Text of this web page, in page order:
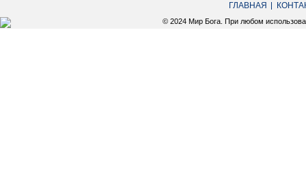
ГЛАВНАЯ
© 2024 Мир Бога. При любом